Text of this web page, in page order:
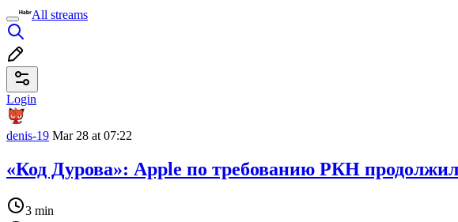
All streams
Login
denis-19 Mar 28 at 07:22
«Код Дурова»: Apple по требованию РКН
3 min